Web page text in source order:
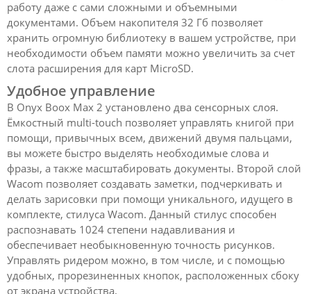
работу даже с сами сложными и объемными
документами. Объем накопителя 32 Гб позволяет
хранить огромную библиотеку в вашем устройстве, при
необходимости объем памяти можно увеличить за счет
слота расширения для карт MicroSD.
Удобное управление
В Onyx Boox Max 2 установлено два сенсорных слоя.
Ёмкостный multi-touch позволяет управлять книгой при
помощи, привычных всем, движений двумя пальцами,
вы можете быстро выделять необходимые слова и
фразы, а также масштабировать документы. Второй слой
Wacom позволяет создавать заметки, подчеркивать и
делать зарисовки при помощи уникального, идущего в
комплекте, стилуса Wacom. Данный стилус способен
распознавать 1024 степени надавливания и
обеспечивает необыкновенную точность рисунков.
Управлять ридером можно, в том числе, и с помощью
удобных, прорезиненных кнопок, расположенных сбоку
от экрана устройства.